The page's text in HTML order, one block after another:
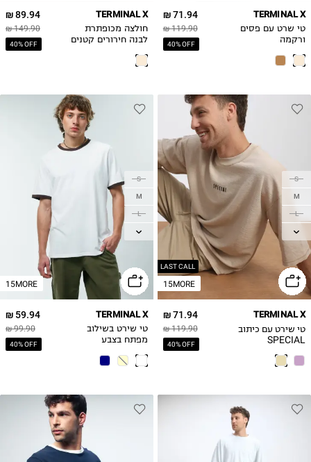
71.94 ₪
119.90 ₪
40% OFF
TERMINAL X
טי שרט עם פסים
ורקמה
89.94 ₪
149.90 ₪
40% OFF
TERMINAL X
חולצה מכופתרת
לבנה חירורים קטנים
LAST CALL
15MORE
S
M
L
XL
71.94 ₪
119.90 ₪
40% OFF
TERMINAL X
טי שירט עם כיתוב
SPECIAL
15MORE
S
M
L
XL
59.94 ₪
99.90 ₪
40% OFF
TERMINAL X
טי שירט בשילוב
מפתח בצבע